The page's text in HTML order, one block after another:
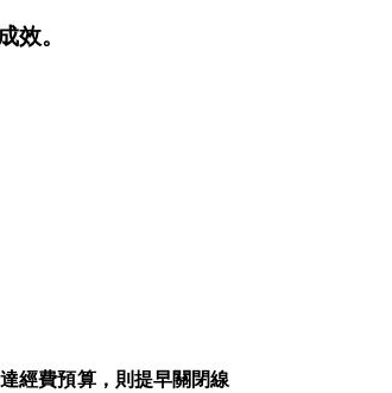
效。
經費預算，則提早關閉線